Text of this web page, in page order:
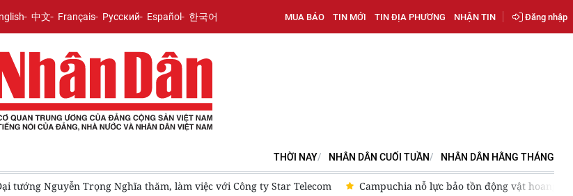
中文 Français Русский Español 한국어 MUA BÁO TIN MỚI TIN ĐỊA PHƯƠNG NHẬN TIN Đăng nhập
THỜI NAY NHÂN DÂN CUỐI TUẦN NHÂN DÂN HẰNG THÁNG
Campuchia nỗ lực bảo tồn động vật hoang dã trước nguy cơ tuyệt chủng Thái Lan điều tra vụ xả